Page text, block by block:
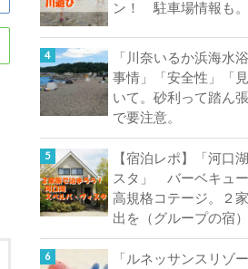
ン！ 駐車場情報も。
「川奈いるか浜海水
事情」「安全性」「
いて。砂利って踏ん
で要注意。
【宿泊レポ】「河口
スタ」 バーベキュ
高規格コテージ。２
出を（グループの宿）
「ルネッサンスリゾ